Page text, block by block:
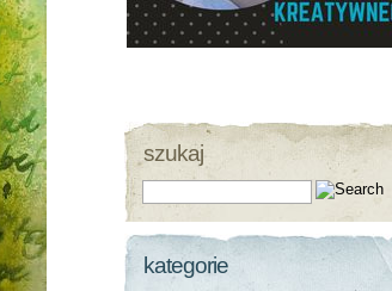
szukaj
kategorie